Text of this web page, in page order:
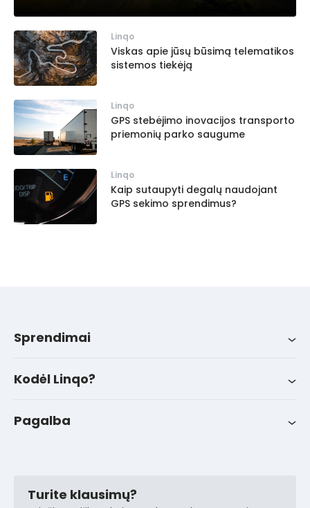
Linqo
Viskas apie jūsų būsimą telematikos
sistemos tiekėją
Linqo
GPS stebėjimo inovacijos transporto
priemonių parko saugume
Linqo
Kaip sutaupyti degalų naudojant
GPS sekimo sprendimus?
Sprendimai
Integracijos
Kodėl Linqo?
Naujienos
Kontaktai
Pagalba
FAQ
Turite klausimų?